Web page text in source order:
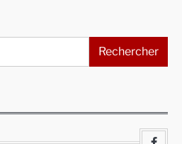
Rechercher